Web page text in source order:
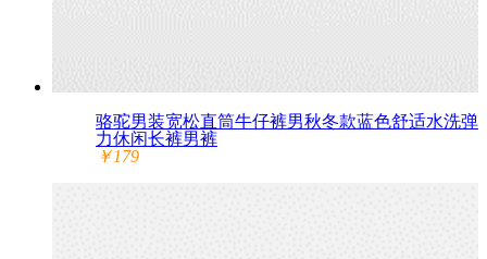
骆驼男装宽松直筒牛仔裤男秋冬款蓝色舒适水洗弹
力休闲长裤男裤
￥179